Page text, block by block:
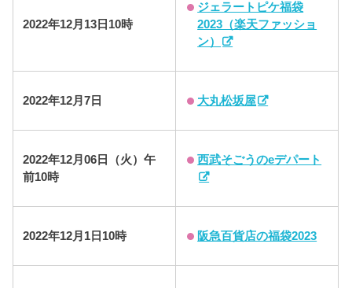
2022年12月13日10時
ジェラートピケ福袋
2023（楽天ファッショ
ン）
2022年12月7日 大丸松坂屋
2022年12月06日（火）午
前10時
西武そごうのeデパート
2022年12月1日10時 阪急百貨店の福袋2023